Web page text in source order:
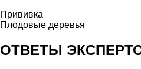
Прививка
Плодовые деревья
ОТВЕТЫ